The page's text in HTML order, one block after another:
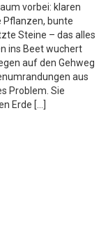
vorbei: klaren
Pflanzen, bunte
Steine – das alles
ins Beet wuchert
auf den Gehweg
aus
Problem. Sie
Erde […]